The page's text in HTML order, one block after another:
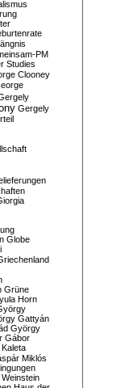
PM
Studies
Clooney
Gergely
Globe
Grüne
Horn
Gattyán
György
Gábor
Miklós